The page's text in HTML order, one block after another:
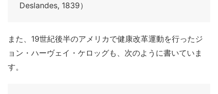
Deslandes, 1839）
また、19世紀後半のアメリカで健康改革運動を行ったジ
ョン・ハーヴェイ・ケロッグも、次のように書いていま
す。